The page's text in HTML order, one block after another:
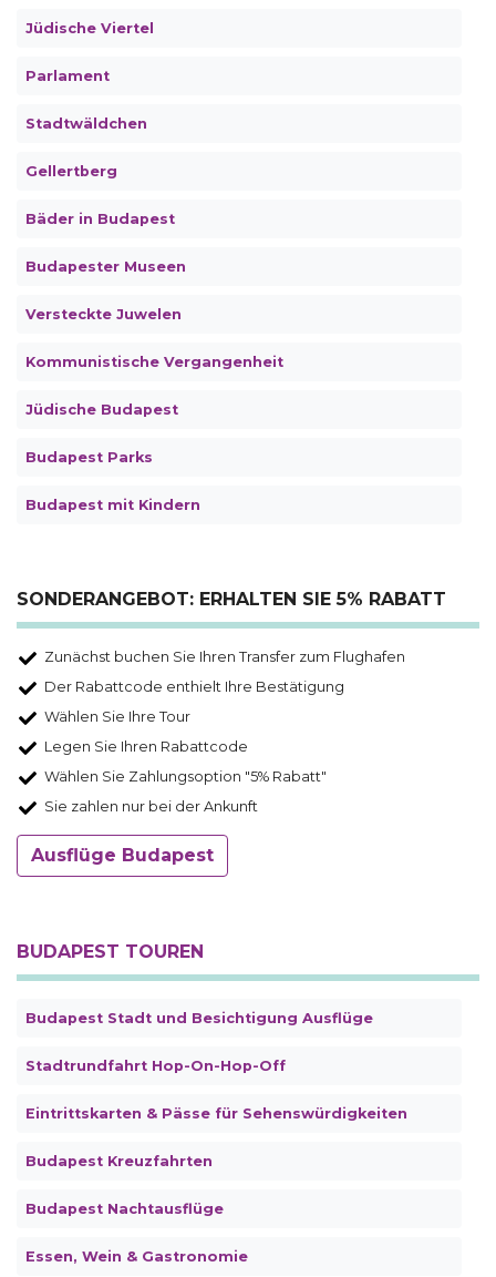
Jüdische Viertel
Parlament
Stadtwäldchen
Gellertberg
Bäder in Budapest
Budapester Museen
Versteckte Juwelen
Kommunistische Vergangenheit
Jüdische Budapest
Budapest Parks
Budapest mit Kindern
SONDERANGEBOT: ERHALTEN SIE 5% RABATT
Zunächst buchen Sie Ihren Transfer zum Flughafen
Der Rabattcode enthielt Ihre Bestätigung
Wählen Sie Ihre Tour
Legen Sie Ihren Rabattcode
Wählen Sie Zahlungsoption "5% Rabatt"
Sie zahlen nur bei der Ankunft
Ausflüge Budapest
BUDAPEST TOUREN
Budapest Stadt und Besichtigung Ausflüge
Stadtrundfahrt Hop-On-Hop-Off
Eintrittskarten & Pässe für Sehenswürdigkeiten
Budapest Kreuzfahrten
Budapest Nachtausflüge
Essen, Wein & Gastronomie